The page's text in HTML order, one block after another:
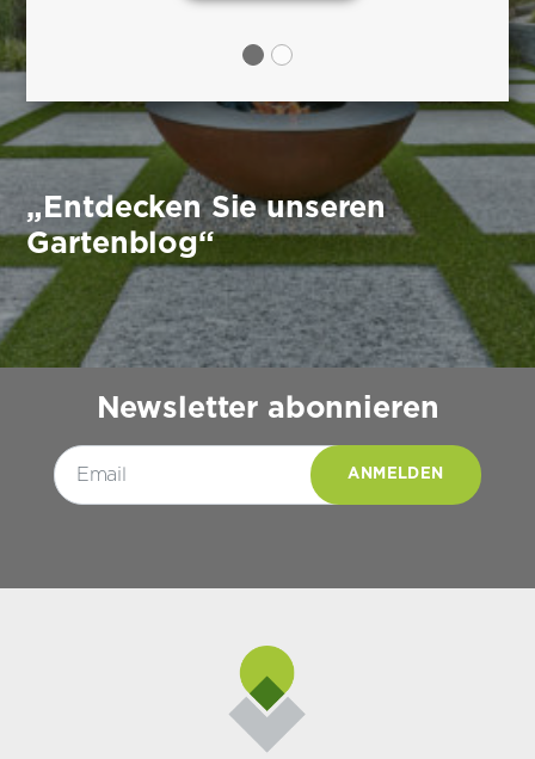
„Entdecken Sie unseren
Gartenblog“
Newsletter abonnieren
Please leave this field empty.